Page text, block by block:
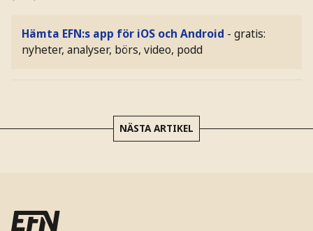
Hämta EFN:s app för iOS och Android - gratis:
nyheter, analyser, börs, video, podd
NÄSTA ARTIKEL